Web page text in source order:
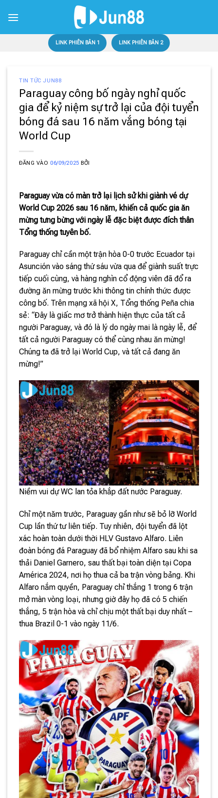
qua
LINK PHIÊN BẢN 1 LINK PHIÊN BẢN 2
TIN TỨC JUN88
Paraguay công bố ngày nghỉ quốc
gia để kỷ niệm sự trở lại của đội tuyển
bóng đá sau 16 năm vắng bóng tại
World Cup
ĐĂNG VÀO 06/09/2025 BỞI
Paraguay vừa có màn trở lại lịch sử khi giành vé dự
World Cup 2026 sau 16 năm, khiến cả quốc gia ăn
mừng tưng bừng với ngày lễ đặc biệt được đích thân
Tổng thống tuyên bố.
Paraguay chỉ cần một trận hòa 0-0 trước Ecuador tại
Asunción vào sáng thứ sáu vừa qua để giành suất trực
tiếp cuối cùng, và hàng nghìn cổ động viên đã đổ ra
đường ăn mừng trước khi thông tin chính thức được
công bố. Trên mạng xã hội X, Tổng thống Peña chia
sẻ: “Đây là giấc mơ trở thành hiện thực của tất cả
người Paraguay, và đó là lý do ngày mai là ngày lễ, để
tất cả người Paraguay có thể cùng nhau ăn mừng!
Chúng ta đã trở lại World Cup, và tất cả đang ăn
mừng!”
Niềm vui dự WC lan tỏa khắp đất nước Paraguay.
Chỉ một năm trước, Paraguay gần như sẽ bỏ lỡ World
Cup lần thứ tư liên tiếp. Tuy nhiên, đội tuyển đã lột
xác hoàn toàn dưới thời HLV Gustavo Alfaro. Liên
đoàn bóng đá Paraguay đã bổ nhiệm Alfaro sau khi sa
thải Daniel Garnero, sau thất bại toàn diện tại Copa
América 2024, nơi họ thua cả ba trận vòng bảng. Khi
Alfaro nắm quyền, Paraguay chỉ thắng 1 trong 6 trận
mở màn vòng loại, nhưng giờ đây họ đã có 5 chiến
thắng, 5 trận hòa và chỉ chịu một thất bại duy nhất –
thua Brazil 0-1 vào ngày 11/6.